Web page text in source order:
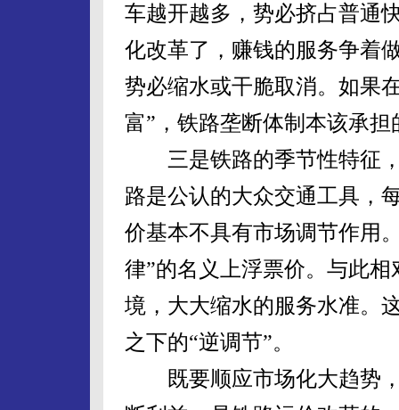
车越开越多，势必挤占普通
化改革了，赚钱的服务争着
势必缩水或干脆取消。如果
富”，铁路垄断体制本该承
三是铁路的季节性特征，
路是公认的大众交通工具，
价基本不具有市场调节作用
律”的名义上浮票价。与此
境，大大缩水的服务水准。
之下的“逆调节”。
既要顺应市场化大趋势，